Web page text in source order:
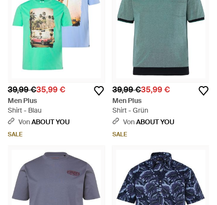
39,99 €35,99 €
Men Plus
Shirt - Blau
VonABOUT YOU
SALE
39,99 €35,99 €
Men Plus
Shirt - Grün
VonABOUT YOU
SALE